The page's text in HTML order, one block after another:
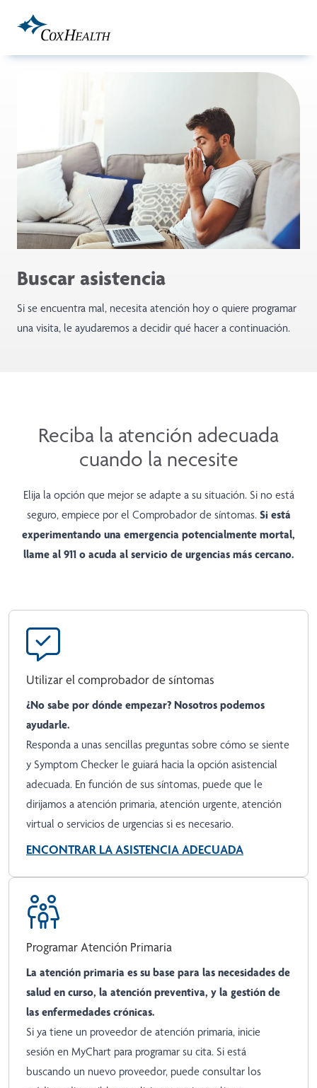
Buscar asistencia
Si se encuentra mal, necesita atención hoy o quiere programar
una visita, le ayudaremos a decidir qué hacer a continuación.
Reciba la atención adecuada
cuando la necesite
Elija la opción que mejor se adapte a su situación. Si no está
seguro, empiece por el Comprobador de síntomas. Si está
experimentando una emergencia potencialmente mortal,
llame al 911 o acuda al servicio de urgencias más cercano.
Utilizar el comprobador de síntomas
¿No sabe por dónde empezar? Nosotros podemos
ayudarle.
Responda a unas sencillas preguntas sobre cómo se siente
y Symptom Checker le guiará hacia la opción asistencial
adecuada. En función de sus síntomas, puede que le
dirijamos a atención primaria, atención urgente, atención
virtual o servicios de urgencias si es necesario.
ENCONTRAR LA ASISTENCIA ADECUADA
Programar Atención Primaria
La atención primaria es su base para las necesidades de
salud en curso, la atención preventiva, y la gestión de
las enfermedades crónicas.
Si ya tiene un proveedor de atención primaria, inicie
sesión en MyChart para programar su cita. Si está
buscando un nuevo proveedor, puede consultar los